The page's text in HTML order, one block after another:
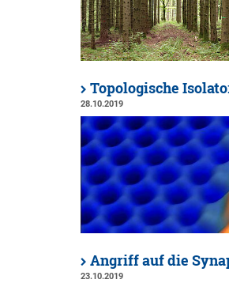
Topologische
28.10.2019
Angriff auf die
23.10.2019